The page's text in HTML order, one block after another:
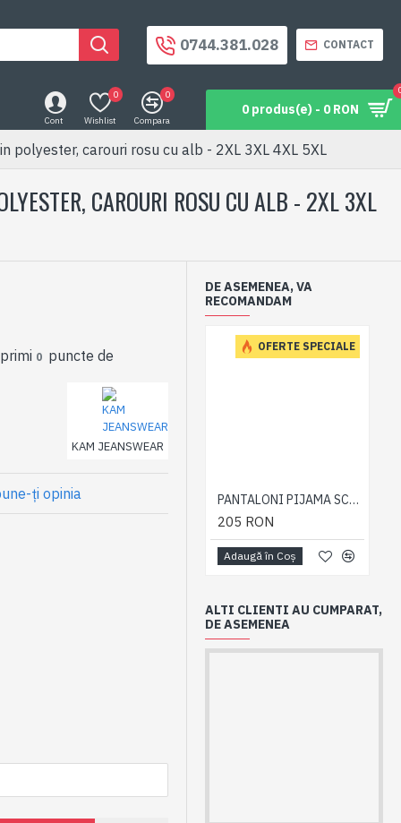
0744.381.028 CONTACT
Cont Wishlist
0
Compara
0
0 produs(e) - 0 RON
polyester, carouri rosu cu alb - 2XL 3XL 4XL 5XL
CAROURI ROSU CU ALB - 2XL 3XL
0 puncte de
KAM JEANSWEAR
ţi opinia
DE ASEMENEA, VA
RECOMANDAM
OFERTE SPECIALE
PANTALONI PIJAMA SCURTI BLEUMARIN – PACHET 2 BUCATI - 2XL 3XL 4XL 5XL 6XL
205 RON
Adaugă în Coş
ALTI CLIENTI AU CUMPARAT,
DE ASEMENEA